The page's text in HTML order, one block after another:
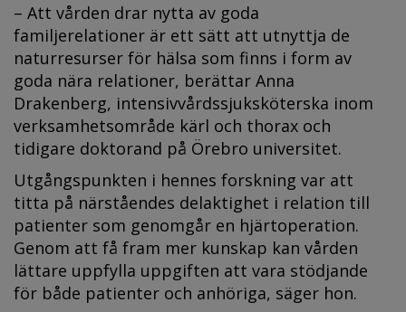
– Att vården drar nytta av goda
familjerelationer är ett sätt att utnyttja de
naturresurser för hälsa som finns i form av
goda nära relationer, berättar Anna
Drakenberg, intensivvårdssjuksköterska inom
verksamhetsområde kärl och thorax och
tidigare doktorand på Örebro universitet.
Utgångspunkten i hennes forskning var att
titta på närståendes delaktighet i relation till
patienter som genomgår en hjärtoperation.
Genom att få fram mer kunskap kan vården
lättare uppfylla uppgiften att vara stödjande
för både patienter och anhöriga, säger hon.